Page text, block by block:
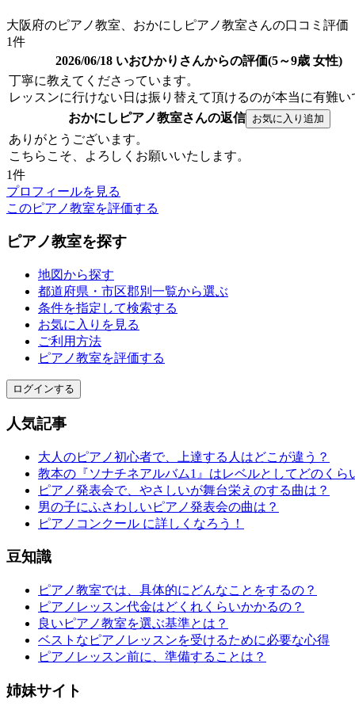
大阪府のピアノ教室、おかにしピアノ教室さんの口コミ評価
1件
2026/06/18 いおひかりさんからの評価(5～9歳 女性)
丁寧に教えてくださっています。
レッスンに行けない日は振り替えて頂けるのが本当に有難い
おかにしピアノ教室さんの返信
ありがとうございます。
こちらこそ、よろしくお願いいたします。
1件
プロフィールを見る
このピアノ教室を評価する
ピアノ教室を探す
地図から探す
都道府県・市区郡別一覧から選ぶ
条件を指定して検索する
お気に入りを見る
ご利用方法
ピアノ教室を評価する
ログインする
人気記事
大人のピアノ初心者で、上達する人はどこが違う？
教本の『ソナチネアルバム1』はレベルとしてどのくら
ピアノ発表会で、やさしいが舞台栄えのする曲は？
男の子にふさわしいピアノ発表会の曲は？
ピアノコンクール に詳しくなろう！
豆知識
ピアノ教室では、具体的にどんなことをするの？
ピアノレッスン代金はどくれくらいかかるの？
良いピアノ教室を選ぶ基準とは？
ベストなピアノレッスンを受けるために必要な心得
ピアノレッスン前に、準備することは？
姉妹サイト